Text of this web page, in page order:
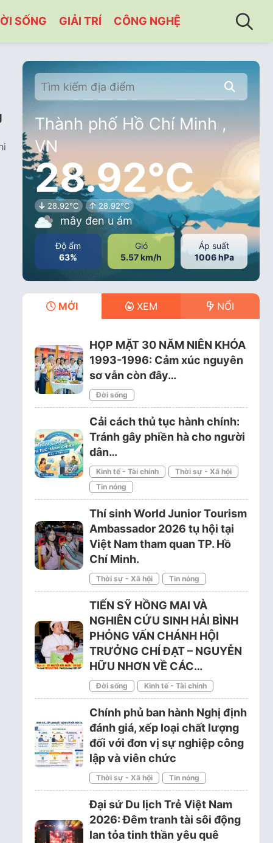
SỐNG GIẢI TRÍ CÔNG NGHỆ
Thành phố Hồ Chí Minh ,
VN
28.92°C
28.92°C 28.92°C
mây đen u ám
Độ ẩm
63%
Gió
5.57 km/h
Áp suất
1006 hPa
MỚI XEM NỔI
HỌP MẶT 30 NĂM NIÊN KHÓA
1993-1996: Cảm xúc nguyên
sơ vẫn còn đây…
Đời sống
Cải cách thủ tục hành chính:
Tránh gây phiền hà cho người
dân…
Kinh tế - Tài chính
Thời sự - Xã hội
Tin nóng
Thí sinh World Junior Tourism
Ambassador 2026 tụ hội tại
Việt Nam tham quan TP. Hồ
Chí Minh.
Thời sự - Xã hội Tin nóng
TIẾN SỸ HỒNG MAI VÀ
NGHIÊN CỨU SINH HẢI BÌNH
PHỎNG VẤN CHÁNH HỘI
TRƯỞNG CHÍ ĐẠT – NGUYỄN
HỮU NHƠN VỀ CÁC…
Đời sống Kinh tế - Tài chính
Chính phủ ban hành Nghị định
đánh giá, xếp loại chất lượng
đối với đơn vị sự nghiệp công
lập và viên chức
Thời sự - Xã hội Tin nóng
Đại sứ Du lịch Trẻ Việt Nam
2026: Đêm tranh tài sôi động
lan tỏa tinh thần yêu quê